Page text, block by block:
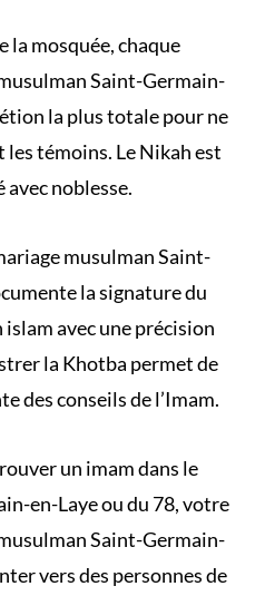
la mosquée, chaque
Saint-Germain-
la plus totale pour ne
les témoins. LeNikahest
noblesse.
musulman Saint-
la signature du
islamavec une précision
la Khotba permet de
des conseils de l’Imam.
un imamdans le
en-Laye ou du 78, votre
Saint-Germain-
vers des personnes de